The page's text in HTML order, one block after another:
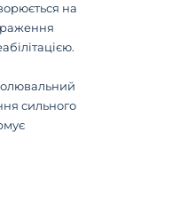
на
сильного